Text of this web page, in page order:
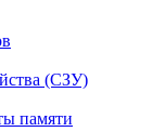
(СЗУ)
памяти